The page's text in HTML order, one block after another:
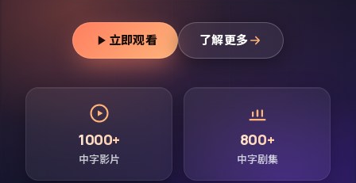
立即观看 了解更多
1000+
中字影片
800+
中字剧集